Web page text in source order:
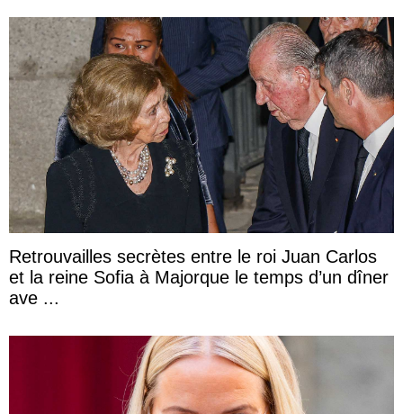
Retrouvailles secrètes entre le roi Juan Carlos
et la reine Sofia à Majorque le temps d’un dîner
ave ...